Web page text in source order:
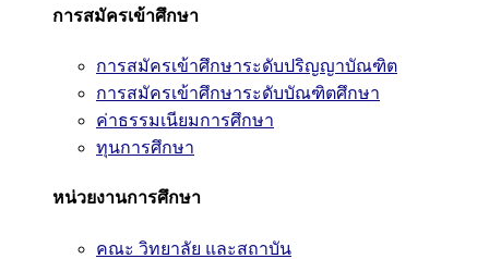
การสมัครเข้าศึกษา
การสมัครเข้าศึกษาระดับปริญญาบัณฑิต
การสมัครเข้าศึกษาระดับบัณฑิตศึกษา
ค่าธรรมเนียมการศึกษา
ทุนการศึกษา
หน่วยงานการศึกษา
คณะ วิทยาลัย และสถาบัน